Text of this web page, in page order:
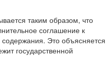
таким образом, что
соглашение к
Это объясняется
государственной